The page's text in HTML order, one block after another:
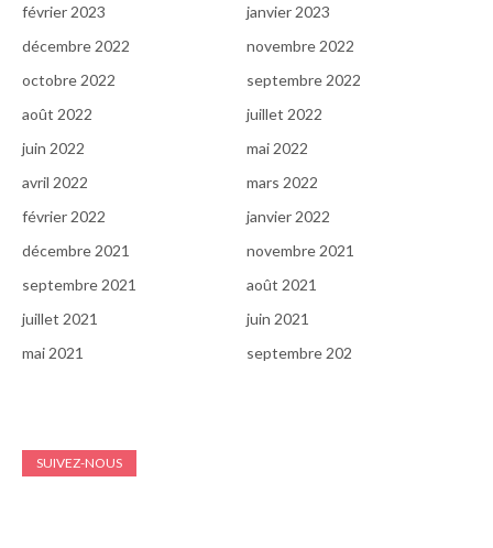
février 2023
janvier 2023
décembre 2022
novembre 2022
octobre 2022
septembre 2022
août 2022
juillet 2022
juin 2022
mai 2022
avril 2022
mars 2022
février 2022
janvier 2022
décembre 2021
novembre 2021
septembre 2021
août 2021
juillet 2021
juin 2021
mai 2021
septembre 202
SUIVEZ-NOUS